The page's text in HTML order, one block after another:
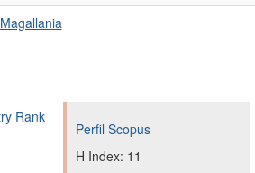
Magallania
Perfil Scopus
H Index: 11